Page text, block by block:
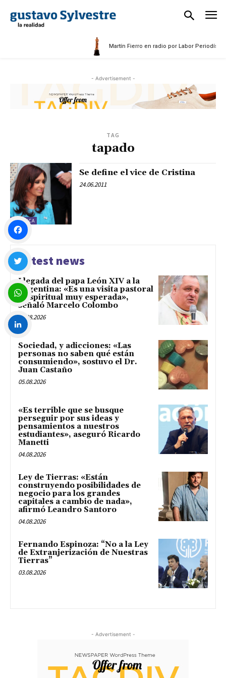
Martín Fierro en radio por Labor Periodística
- Advertisement -
TAG
tapado
POLÍTICA
Se define el vice de Cristina
24.06.2011
Latest news
Llegada del papa León XIV a la
Argentina: «Es una visita pastoral
y espiritual muy esperada»,
señaló Marcelo Colombo
05.08.2026
Sociedad, y adicciones: «Las
personas no saben qué están
consumiendo», sostuvo el Dr.
Juan Castaño
05.08.2026
«Es terrible que se busque
perseguir por sus ideas y
pensamientos a nuestros
estudiantes», aseguró Ricardo
Manetti
04.08.2026
Ley de Tierras: «Están
construyendo posibilidades de
negocio para los grandes
capitales a cambio de nada»,
afirmó Leandro Santoro
04.08.2026
Fernando Espinoza: “No a la Ley
de Extranjerización de Nuestras
Tierras”
03.08.2026
- Advertisement -
Facebook
Twitter
WhatsApp
LinkedIn